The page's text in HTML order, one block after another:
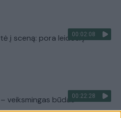
00:02:08
į sceną: pora leidosi į
00:22:28
veiksmingas būdas